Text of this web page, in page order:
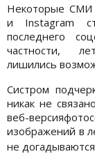
Некоторые СМИ
и Instagram
последнего
частности,
лишились
Систром
никак не
веб-
изображений в
не